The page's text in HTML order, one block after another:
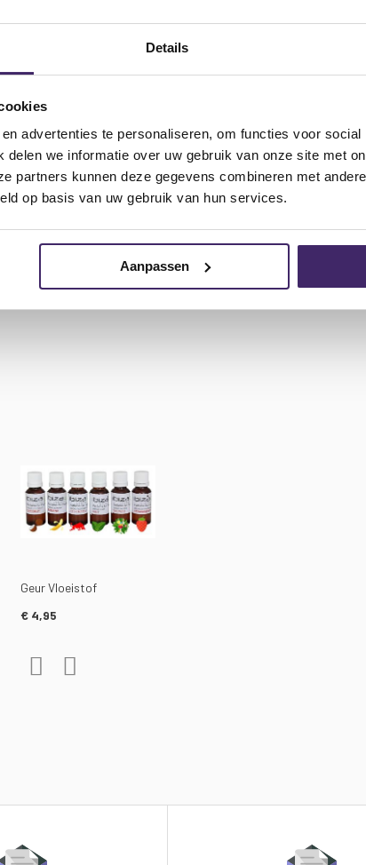
Details
advertenties te personaliseren, om functies voor
delen we informatie over uw gebruik van onze site met
partners kunnen deze gegevens combineren met
op basis van uw gebruik van hun services.
Aanpassen
u zijn!
Geur Vloeistof
€ 4,95